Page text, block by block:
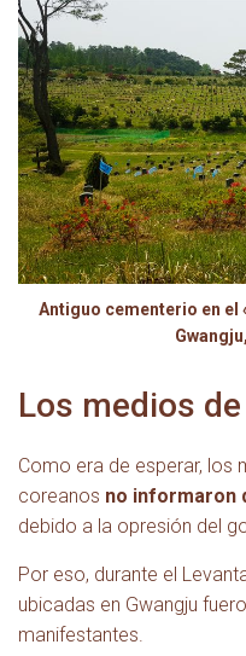
Antiguo cementerio en el
Los medios
Como era de esperar, los
coreanos no informaron
debido a la opresión del
Por eso, durante el
ubicadas en Gwangju
manifestantes.